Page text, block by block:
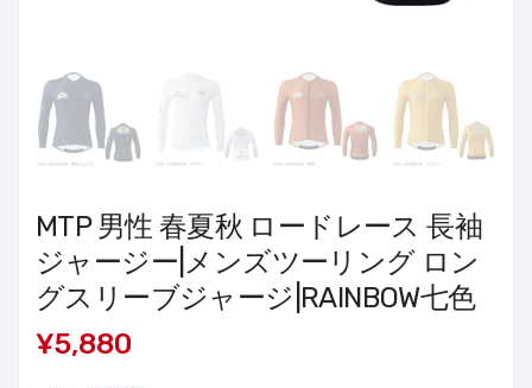
MTP 男性 春夏秋 ロードレース 長袖
ジャージー|メンズツーリング ロン
グスリーブジャージ|RAINBOW七色
¥5,880